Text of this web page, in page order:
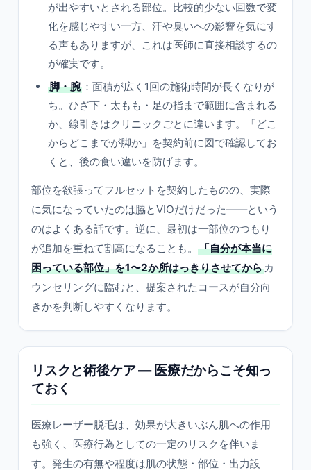
が出やすいとされる部位。比較的少ない回数で変
化を感じやすい一方、汗や臭いへの影響を気にす
る声もありますが、これは医師に直接相談するの
が確実です。
脚・腕 ：面積が広く1回の施術時間が長くなりが
ち。ひざ下・太もも・足の指まで範囲に含まれる
か、線引きはクリニックごとに違います。「どこ
からどこまでが脚か」を契約前に図で確認してお
くと、後の食い違いを防げます。
部位を欲張ってフルセットを契約したものの、実際
に気になっていたのは脇とVIOだけだった——という
のはよくある話です。逆に、最初は一部位のつもり
が追加を重ねて割高になることも。
「自分が本当に
困っている部位」を1〜2か所はっきりさせてから カ
ウンセリングに臨むと、提案されたコースが自分向
きかを判断しやすくなります。
リスクと術後ケア — 医療だからこそ知っ
ておく
医療レーザー脱毛は、効果が大きいぶん肌への作用
も強く、医療行為としての一定のリスクを伴いま
す。発生の有無や程度は肌の状態・部位・出力設